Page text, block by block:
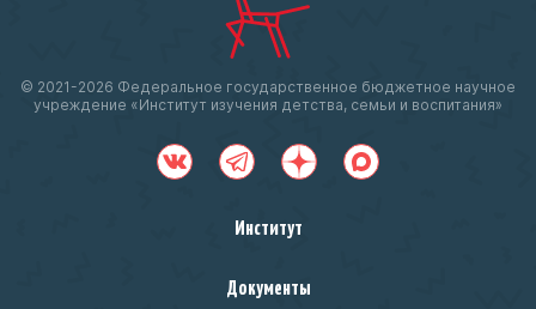
© 2021-2026 Федеральное государственное бюджетное научное
учреждение «Институт изучения детства, семьи и воспитания»
Институт
Документы